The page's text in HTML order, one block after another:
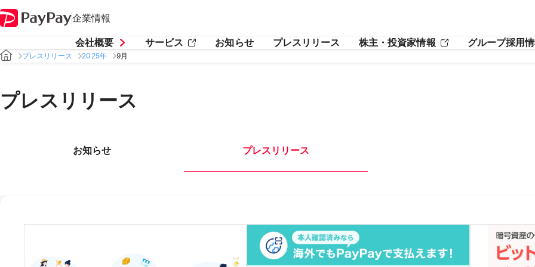
企業情報
会社概要 サービス お知らせ プレスリリース 株主・投資家情報 グループ採用
プレスリリース 2025年 9月
プレスリリース
お知らせ プレスリリース